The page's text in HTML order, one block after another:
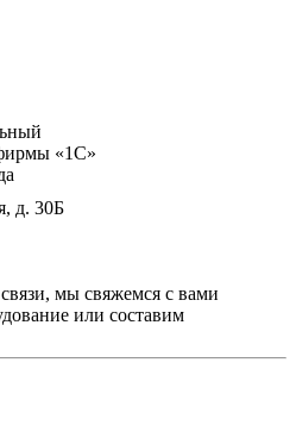
«1С»
д. 30Б
мы свяжемся с вами
или составим